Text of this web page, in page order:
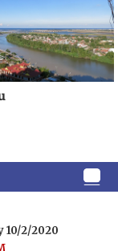
10/2/2020